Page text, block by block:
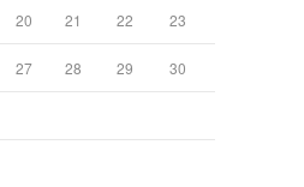
20 21 22 23
27 28 29 30